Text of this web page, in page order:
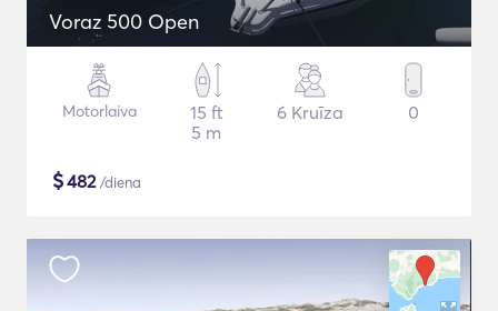
Voraz 500 Open
Motorlaiva
15 ft
5 m
6 Kruīza 0
$482/diena